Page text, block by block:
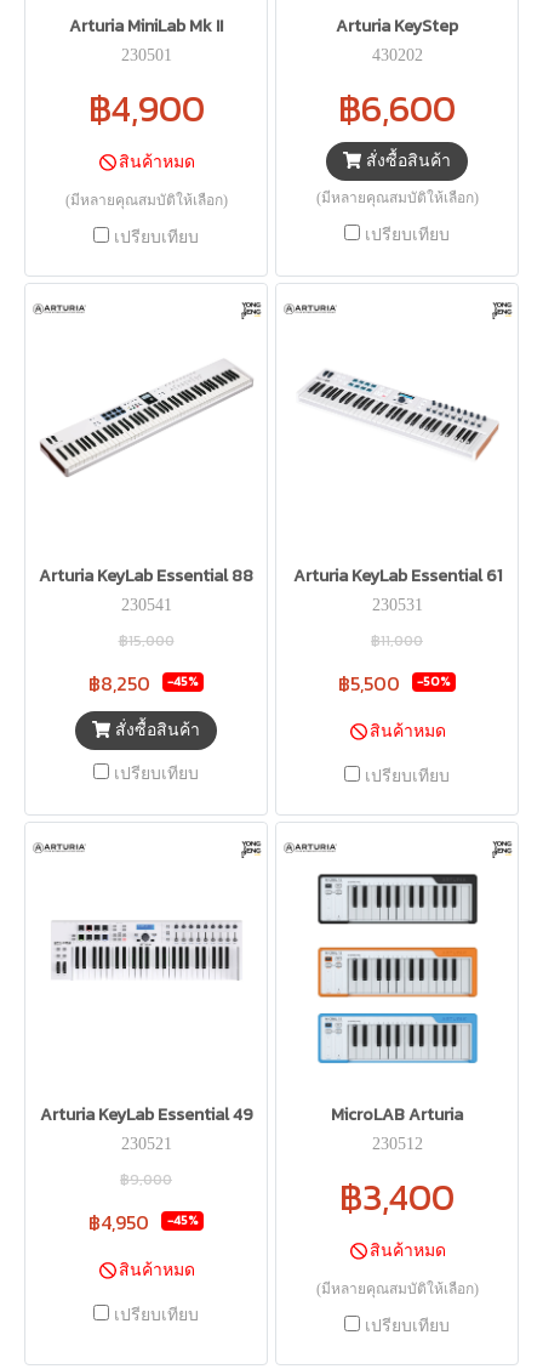
Arturia MiniLab Mk II
230501
฿4,900
สินค้าหมด
(มีหลายคุณสมบัติให้เลือก)
เปรียบเทียบ
Arturia KeyStep
430202
฿6,600
สั่งซื้อสินค้า
(มีหลายคุณสมบัติให้เลือก)
เปรียบเทียบ
Arturia KeyLab Essential 88
230541
฿15,000
฿8,250 -45%
สั่งซื้อสินค้า
เปรียบเทียบ
Arturia KeyLab Essential 61
230531
฿11,000
฿5,500 -50%
สินค้าหมด
เปรียบเทียบ
Arturia KeyLab Essential 49
230521
฿9,000
฿4,950 -45%
สินค้าหมด
เปรียบเทียบ
MicroLAB Arturia
230512
฿3,400
สินค้าหมด
(มีหลายคุณสมบัติให้เลือก)
เปรียบเทียบ